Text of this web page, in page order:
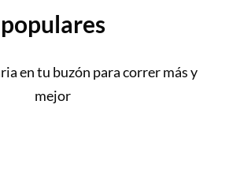
populares
en tu buzón para correr más y
mejor